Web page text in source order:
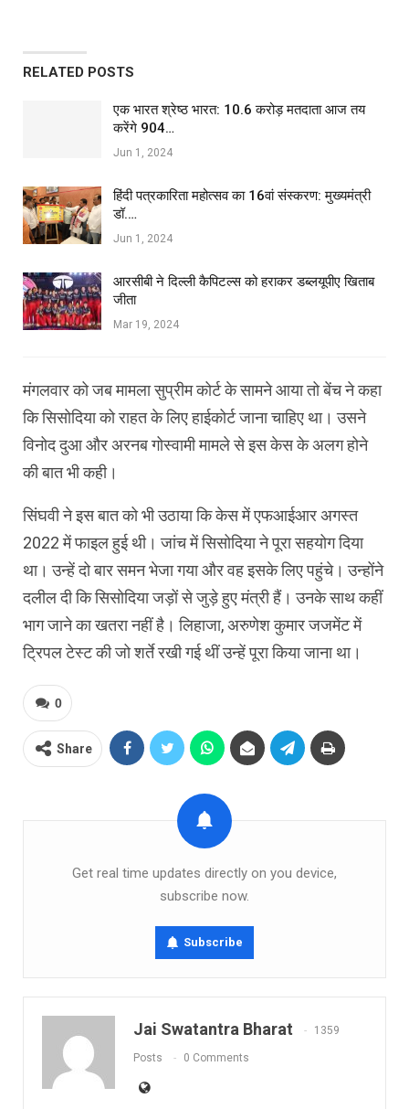
RELATED POSTS
एक भारत श्रेष्ठ भारत: 10.6 करोड़ मतदाता आज तय
करेंगे 904…
Jun 1, 2024
हिंदी पत्रकारिता महोत्सव का 16वां संस्करण: मुख्यमंत्री
डॉ.…
Jun 1, 2024
आरसीबी ने दिल्ली कैपिटल्स को हराकर डब्लयूपीए खिताब
जीता
Mar 19, 2024
मंगलवार को जब मामला सुप्रीम कोर्ट के सामने आया तो बेंच ने कहा
कि सिसोदिया को राहत के लिए हाईकोर्ट जाना चाहिए था। उसने
विनोद दुआ और अरनब गोस्‍वामी मामले से इस केस के अलग होने
की बात भी कही।
सिंघवी ने इस बात को भी उठाया कि केस में एफआईआर अगस्‍त
2022 में फाइल हुई थी। जांच में सिसोदिया ने पूरा सहयोग दिया
था। उन्‍हें दो बार समन भेजा गया और वह इसके लिए पहुंचे। उन्‍होंने
दलील दी कि सिसोदिया जड़ों से जुड़े हुए मंत्री हैं। उनके साथ कहीं
भाग जाने का खतरा नहीं है। लिहाजा, अरुणेश कुमार जजमेंट में
ट्रिपल टेस्‍ट की जो शर्ते रखी गई थीं उन्‍हें पूरा किया जाना था।
0
Share
Get real time updates directly on you device,
subscribe now.
Subscribe
Jai Swatantra Bharat 1359
Posts 0 Comments